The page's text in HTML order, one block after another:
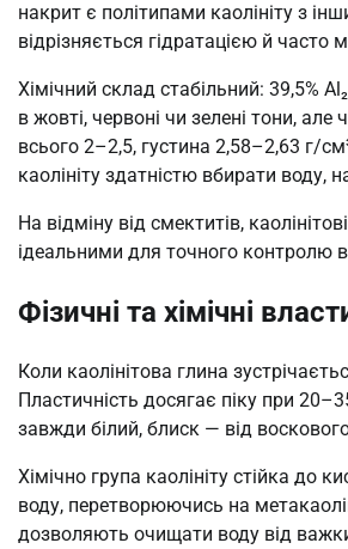
накрит є політипами каолініту з
відрізняється гідратацією й
Хімічний склад стабільний: 39,5%
в жовті, червоні чи зелені тони,
всього 2–2,5, густина 2,58–2,63 г/
каолініту здатністю вбирати воду,
На відміну від смектитів,
ідеальними для точного контролю в
Фізичні та хімічні
Коли каолінітова глина
Пластичність досягає піку при
завжди білий, блиск — від
Хімічно група каолініту стійка до
воду, перетворюючись на
дозволяють очищати воду від